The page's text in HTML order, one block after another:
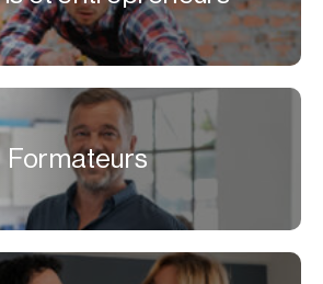
Formateurs